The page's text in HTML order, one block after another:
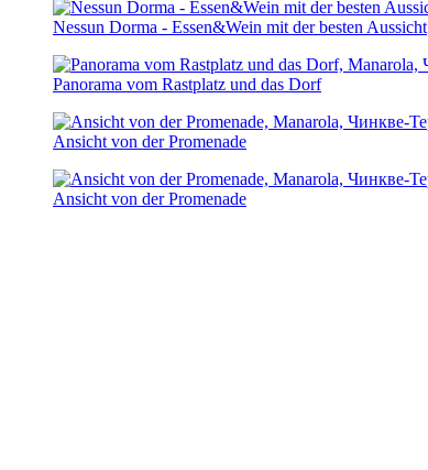
Nessun Dorma - Essen&Wein mit der besten Aussicht
Panorama vom Rastplatz und das Dorf
Ansicht von der Promenade
Ansicht von der Promenade